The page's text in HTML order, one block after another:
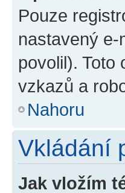
Pouze
nastavený
povolil).
vzkazů a
Nahoru
Vkládání
Jak vložím